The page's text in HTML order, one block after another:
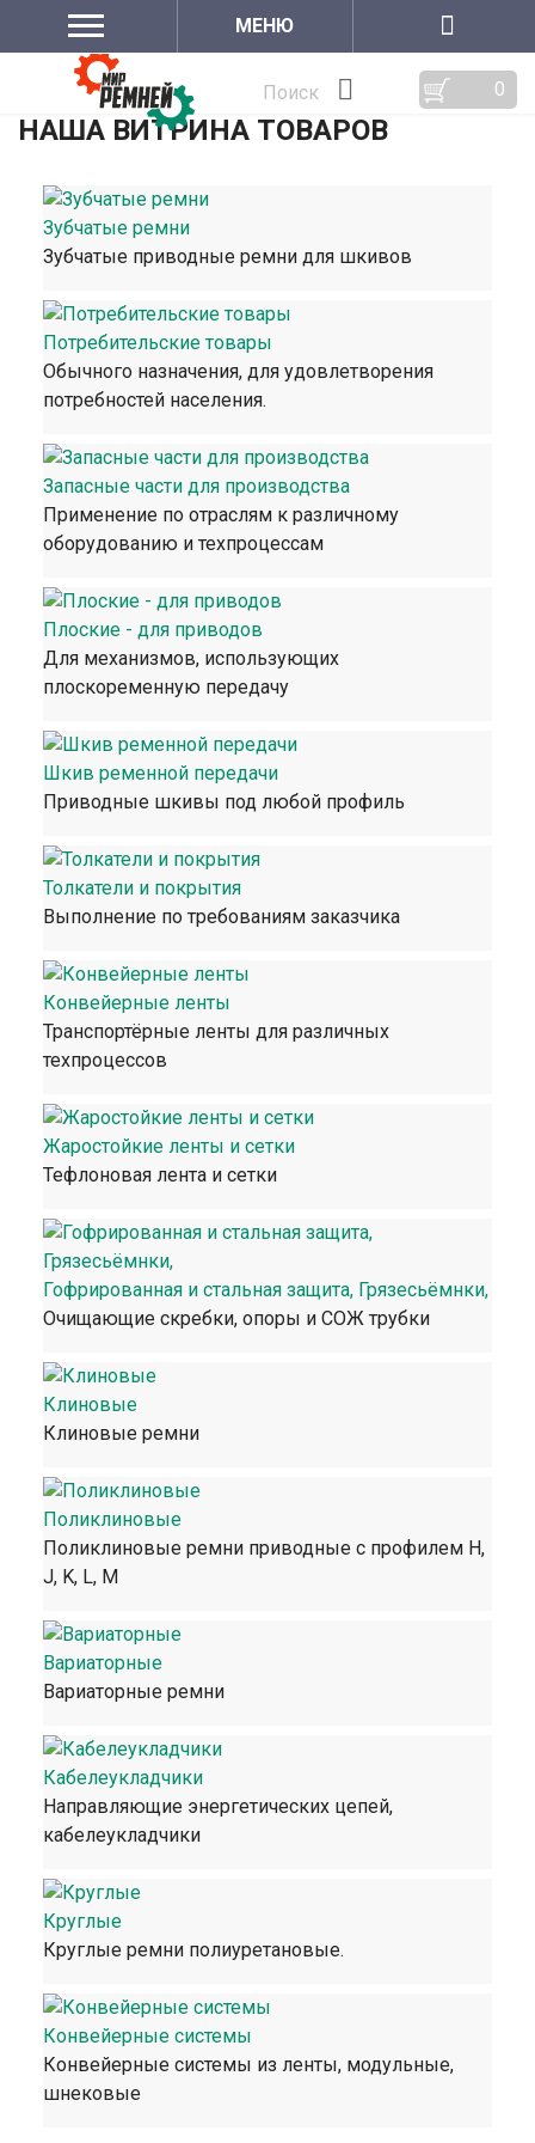
МЕНЮ
Поиск 0
НАША ВИТРИНА ТОВАРОВ
Зубчатые ремни
Зубчатые приводные ремни для шкивов
Потребительские товары
Обычного назначения, для удовлетворения
потребностей населения.
Запасные части для производства
Применение по отраслям к различному
оборудованию и техпроцессам
Плоские - для приводов
Для механизмов, использующих
плоскоременную передачу
Шкив ременной передачи
Приводные шкивы под любой профиль
Толкатели и покрытия
Выполнение по требованиям заказчика
Конвейерные ленты
Транспортёрные ленты для различных
техпроцессов
Жаростойкие ленты и сетки
Тефлоновая лента и сетки
Гофрированная и стальная защита, Грязесьёмнки,
Очищающие скребки, опоры и СОЖ трубки
Клиновые
Клиновые ремни
Поликлиновые
Поликлиновые ремни приводные с профилем H,
J, K, L, M
Вариаторные
Вариаторные ремни
Кабелеукладчики
Направляющие энергетических цепей,
кабелеукладчики
Круглые
Круглые ремни полиуретановые.
Конвейерные системы
Конвейерные системы из ленты, модульные,
шнековые